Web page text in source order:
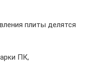
плиты делятся
ПК,